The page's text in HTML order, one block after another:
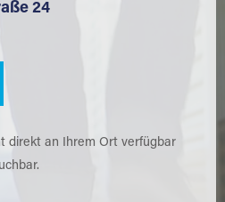
24
direkt an Ihrem Ort verfügbar